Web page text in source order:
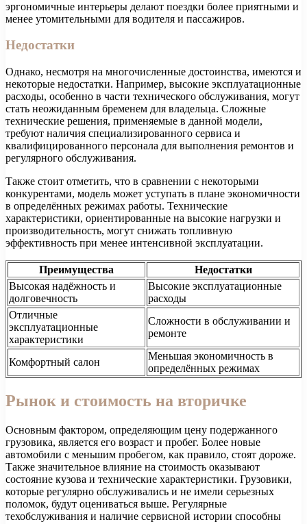
эргономичные интерьеры делают поездки более приятными и
менее утомительными для водителя и пассажиров.
Недостатки
Однако, несмотря на многочисленные достоинства, имеются и
некоторые недостатки. Например, высокие эксплуатационные
расходы, особенно в части технического обслуживания, могут
стать неожиданным бременем для владельца. Сложные
технические решения, применяемые в данной модели,
требуют наличия специализированного сервиса и
квалифицированного персонала для выполнения ремонтов и
регулярного обслуживания.
Также стоит отметить, что в сравнении с некоторыми
конкурентами, модель может уступать в плане экономичности
в определённых режимах работы. Технические
характеристики, ориентированные на высокие нагрузки и
производительность, могут снижать топливную
эффективность при менее интенсивной эксплуатации.
Преимущества
Недостатки
Высокая надёжность и
долговечность
Высокие эксплуатационные
расходы
Отличные
эксплуатационные
характеристики
Сложности в обслуживании и
ремонте
Комфортный салон
Меньшая экономичность в
определённых режимах
Рынок и стоимость на вторичке
Основным фактором, определяющим цену подержанного
грузовика, является его возраст и пробег. Более новые
автомобили с меньшим пробегом, как правило, стоят дороже.
Также значительное влияние на стоимость оказывают
состояние кузова и технические характеристики. Грузовики,
которые регулярно обслуживались и не имели серьезных
поломок, будут оцениваться выше. Регулярные
техобслуживания и наличие сервисной истории способны